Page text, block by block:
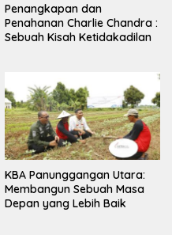
Penangkapan dan
Penahanan Charlie Chandra :
Sebuah Kisah Ketidakadilan
KBA Panunggangan Utara:
Membangun Sebuah Masa
Depan yang Lebih Baik